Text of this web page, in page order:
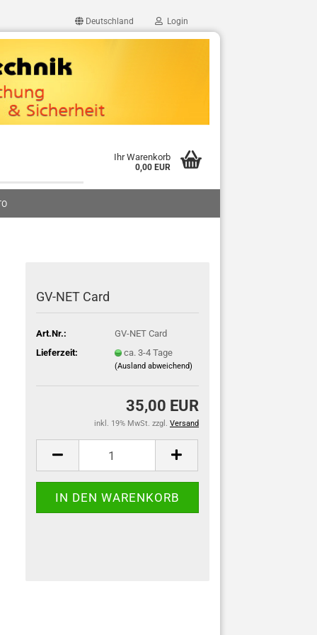
Deutschland Login
Ihr Warenkorb
0,00 EUR
GV-NET Card
Art.Nr.:
GV-NET Card
Lieferzeit:
ca. 3-4 Tage
(Ausland abweichend)
35,00 EUR
inkl. 19% MwSt. zzgl. Versand